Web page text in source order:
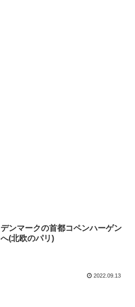
デンマークの首都コペンハーゲン
へ(北欧のパリ)
2022.09.13